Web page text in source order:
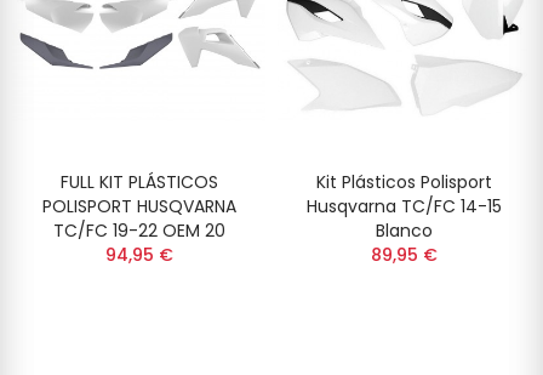
FULL KIT PLÁSTICOS
POLISPORT HUSQVARNA
TC/FC 19-22 OEM 20
94,95 €
Kit Plásticos Polisport
Husqvarna TC/FC 14-15
Blanco
89,95 €